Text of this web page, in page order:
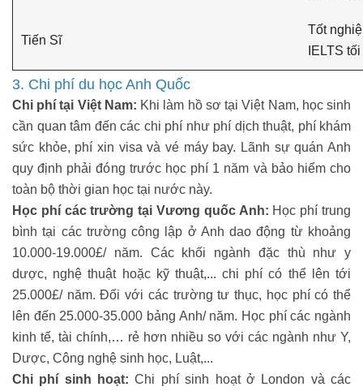
Tiến Sĩ
Tốt
IELTS
3. Chi phí du học Anh Quốc
Chi phí tại Việt Nam: Khi làm hồ sơ tại Việt Nam, học sinh
cần quan tâm đến các chi phí như phí dịch thuật, phí khám
sức khỏe, phí xin visa và vé máy bay. Lãnh sự quán Anh
quy định phải đóng trước học phí 1 năm và bảo hiểm cho
toàn bộ thời gian học tại nước này.
Học phí các trường tại Vương quốc Anh: Học phí trung
bình tại các trường công lập ở Anh dao động từ khoảng
10.000-19.000£/ năm. Các khối ngành đặc thù như y
dược, nghệ thuật hoặc kỹ thuật,... chi phí có thể lên tới
25.000£/ năm. Đối với các trường tư thục, học phí có thể
lên đến 25.000-35.000 bảng Anh/ năm. Học phí các ngành
kinh tế, tài chính,… rẻ hơn nhiều so với các ngành như Y,
Dược, Công nghệ sinh học, Luật,...
Chi phí sinh hoạt: Chi phí sinh hoạt ở London và các